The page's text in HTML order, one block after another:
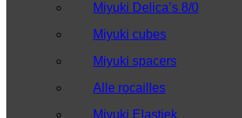
Miyuki Delica’s 8/0
Miyuki cubes
Miyuki spacers
Alle rocailles
Miyuki Elastiek